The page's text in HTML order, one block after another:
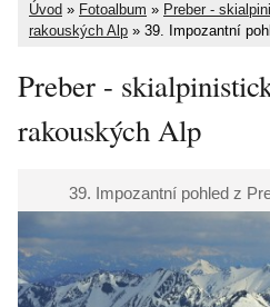
Úvod » Fotoalbum » Preber -
rakouských Alp » 39. Impozantní
Preber -
rakouských Alp
39. Impozantní pohled z